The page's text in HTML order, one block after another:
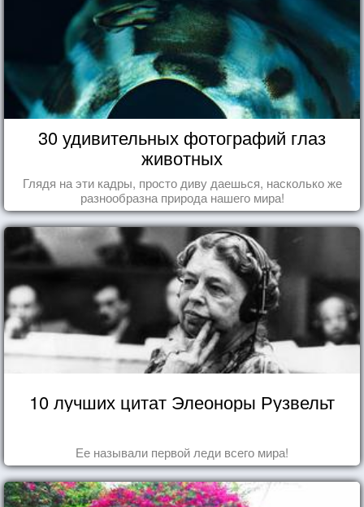
30 удивительных фотографий глаз
животных
Глядя на эти кадры, просто диву даешься, насколько же
разнообразна природа нашего мира!
10 лучших цитат Элеоноры Рузвельт
Ее называли первой леди всего мира!